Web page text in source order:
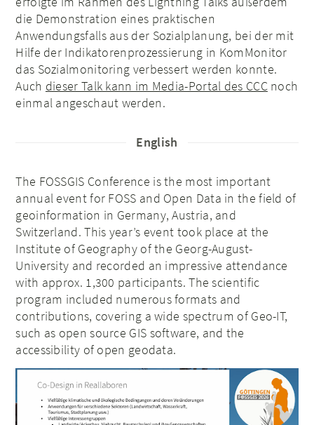
die Demonstration eines praktischen
Anwendungsfalls aus der Sozialplanung, bei der mit
Hilfe der Indikatorenprozessierung in KomMonitor
das Sozialmonitoring verbessert werden konnte.
Auch dieser Talk kann im Media-Portal des CCCnoch
einmal angeschaut werden.
English
The FOSSGIS Conference is the most important
annual event for FOSS and Open Data in the field of
geoinformation in Germany, Austria, and
Switzerland. This year’s event took place at the
Institute of Geography of the Georg-August-
University and recorded an impressive attendance
with approx. 1,300 participants. The scientific
program included numerous formats and
contributions, covering a wide spectrum of Geo-IT,
such as open source GIS software, and the
accessibility of open geodata.